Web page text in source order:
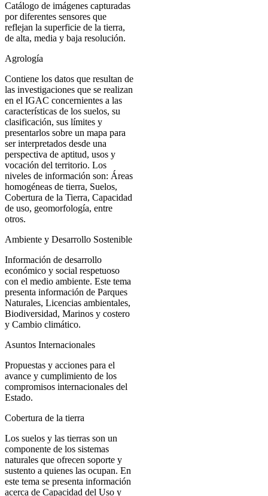
Catálogo de imágenes capturadas
por diferentes sensores que
reflejan la superficie de la tierra,
de alta, media y baja resolución.
Agrología
Contiene los datos que resultan de
las investigaciones que se realizan
en el IGAC concernientes a las
características de los suelos, su
clasificación, sus límites y
presentarlos sobre un mapa para
ser interpretados desde una
perspectiva de aptitud, usos y
vocación del territorio. Los
niveles de información son: Áreas
homogéneas de tierra, Suelos,
Cobertura de la Tierra, Capacidad
de uso, geomorfología, entre
otros.
Ambiente y Desarrollo Sostenible
Información de desarrollo
económico y social respetuoso
con el medio ambiente. Este tema
presenta información de Parques
Naturales, Licencias ambientales,
Biodiversidad, Marinos y costero
y Cambio climático.
Asuntos Internacionales
Propuestas y acciones para el
avance y cumplimiento de los
compromisos internacionales del
Estado.
Cobertura de la tierra
Los suelos y las tierras son un
componente de los sistemas
naturales que ofrecen soporte y
sustento a quienes las ocupan. En
este tema se presenta información
acerca de Capacidad del Uso y